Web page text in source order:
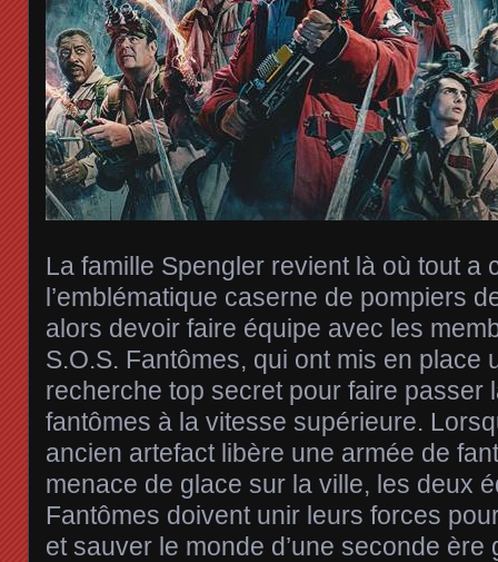
La famille Spengler revient là où tout a
l’emblématique caserne de pompiers
alors devoir faire équipe avec les
S.O.S. Fantômes, qui ont mis en place
recherche top secret pour faire passer
fantômes à la vitesse supérieure.
ancien artefact libère une armée de
menace de glace sur la ville, les deux
Fantômes doivent unir leurs forces
et sauver le monde d’une seconde ère